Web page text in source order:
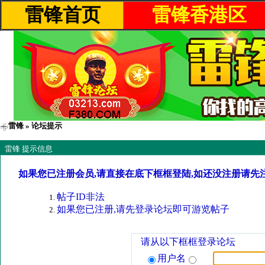
雷锋首页 雷锋香港区
雷锋 » 论坛提示
雷锋 提示信息
如果您已注册会员,请直接在底下框框登陆,如还没注册请先
帖子ID非法
如果您已注册,请先登录论坛即可游览帖子
请从以下框框登录论坛
用户名